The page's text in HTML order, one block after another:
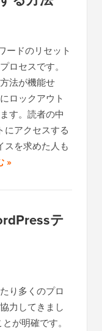
ードのリセット
ロセスです。
法が機能せ
ロックアウト
す。読者の中
にアクセスする
スを求めた人も
»
テ
り多くのプロ
力してきまし
が明確です。